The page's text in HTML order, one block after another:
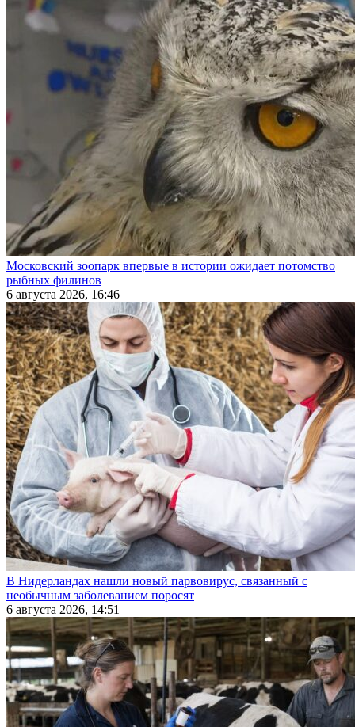
Московский зоопарк впервые в истории ожидает потомство
рыбных филинов
6 августа 2026, 16:46
В Нидерландах нашли новый парвовирус, связанный с
необычным заболеванием поросят
6 августа 2026, 14:51